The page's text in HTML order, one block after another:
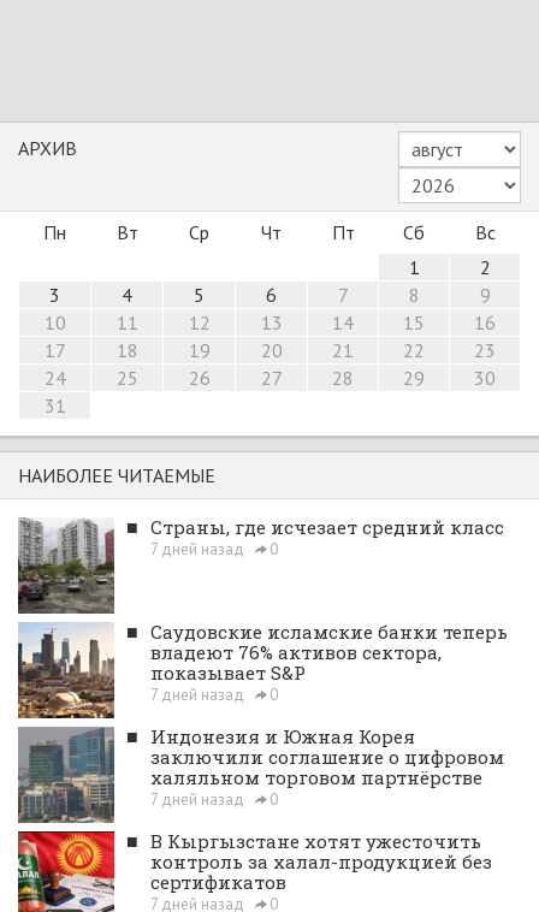
АРХИВ
Пн Вт Ср Чт Пт Сб
Вс
1
2
3
4 5 6 7 8
9
10
11 12 13 14 15
16
17
18 19 20 21 22
23
24
25 26 27 28 29
30
31
НАИБОЛЕЕ ЧИТАЕМЫЕ
■ Страны, где исчезает средний класс
7 дней назад 0
■ Саудовские исламские банки теперь
владеют 76% активов сектора,
показывает S&P
7 дней назад 0
■ Индонезия и Южная Корея
заключили соглашение о цифровом
халяльном торговом партнёрстве
7 дней назад 0
■ В Кыргызстане хотят ужесточить
контроль за халал-продукцией без
сертификатов
7 дней назад 0